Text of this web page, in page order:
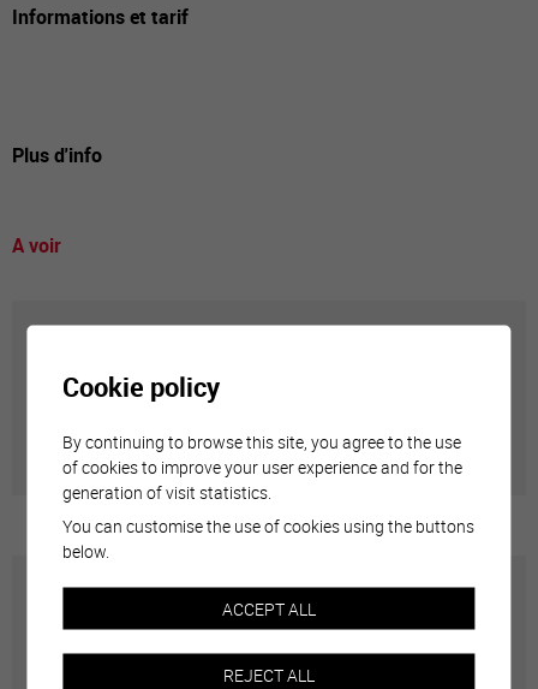
Informations et tarif
Plus d'info
A voir
Carte interactive
Géolocalisation de tous les points d'intérêt de la Ville
Cookie policy
By continuing to browse this site, you agree to the use
of cookies to improve your user experience and for the
generation of visit statistics.
You can customise the use of cookies using the buttons
below.
ACCEPT ALL
REJECT ALL